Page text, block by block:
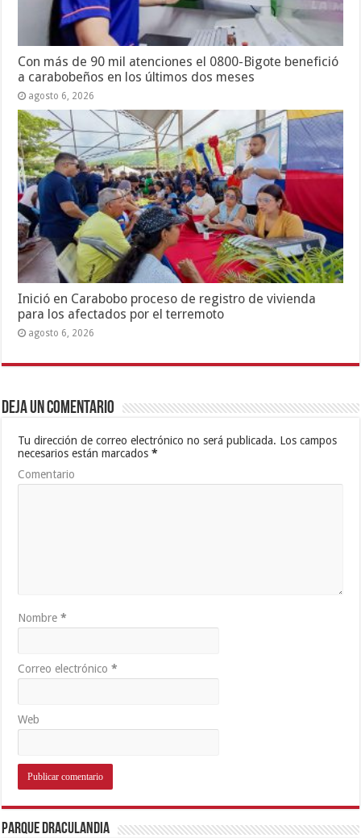
Con más de 90 mil atenciones el 0800-Bigote benefició
a carabobeños en los últimos dos meses
agosto 6, 2026
Inició en Carabobo proceso de registro de vivienda
para los afectados por el terremoto
agosto 6, 2026
Deja un comentario
Tu dirección de correo electrónico no será publicada. Los campos
necesarios están marcados*
Comentario
Nombre*
Correo electrónico*
Web
Parque Draculandia